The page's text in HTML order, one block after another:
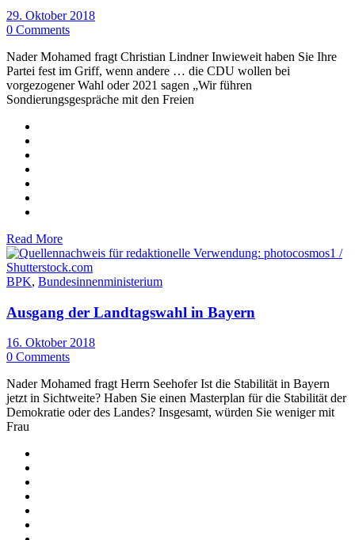
29. Oktober 2018
0 Comments
Nader Mohamed fragt Christian Lindner Inwieweit haben Sie Ihre
Partei fest im Griff, wenn andere … die CDU wollen bei
vorgezogener Wahl oder 2021 sagen „Wir führen
Sondierungsgespräche mit den Freien
Read More
BPK, Bundesinnenministerium
Ausgang der Landtagswahl in Bayern
16. Oktober 2018
0 Comments
Nader Mohamed fragt Herrn Seehofer Ist die Stabilität in Bayern
jetzt in Sichtweite? Haben Sie einen Masterplan für die Stabilität der
Demokratie oder des Landes? Insgesamt, würden Sie weniger mit
Frau